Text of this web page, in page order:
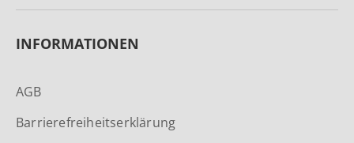
INFORMATIONEN
AGB
Barrierefreiheitserklärung